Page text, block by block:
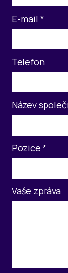
E-mail *
Telefon
Název
Pozice *
Vaše zpráva